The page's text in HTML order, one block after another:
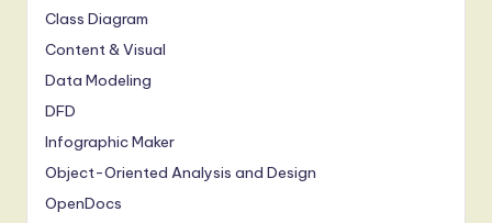
Class Diagram
Content & Visual
Data Modeling
DFD
Infographic Maker
Object-Oriented Analysis and Design
OpenDocs